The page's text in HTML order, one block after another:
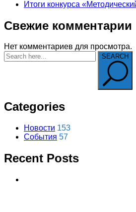
Итоги конкурса
Свежие комментарии
Нет комментариев для просмотра.
SEARCH
Categories
Новости 153
События 57
Recent Posts